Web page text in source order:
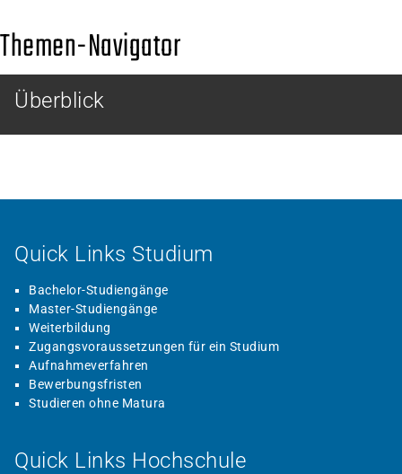
Themen-Navigator
Überblick
Quick Links Studium
Bachelor-Studiengänge
Master-Studiengänge
Weiterbildung
Zugangsvoraussetzungen für ein Studium
Aufnahmeverfahren
Bewerbungsfristen
Studieren ohne Matura
Quick Links Hochschule